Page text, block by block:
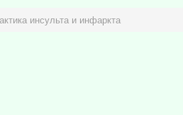
инсульта и инфаркта